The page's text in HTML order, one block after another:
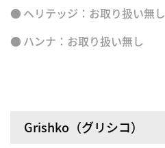
ヘリテッジ ：お取り扱い無し
ハンナ ：お取り扱い無し
Grishko（グリシコ）